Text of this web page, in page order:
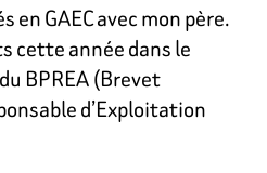
en GAEC avec mon père.
cette année dans le
BPREA (Brevet
d’Exploitation